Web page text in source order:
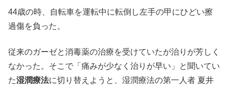
44歳の時、自転車を運転中に転倒し左手の甲にひどい擦
過傷を負った。
従来のガーゼと消毒薬の治療を受けていたが治りが芳しく
なかった。そこで「痛みが少なく治りが早い」と聞いてい
た湿潤療法に切り替えようと、湿潤療法の第一人者 夏井